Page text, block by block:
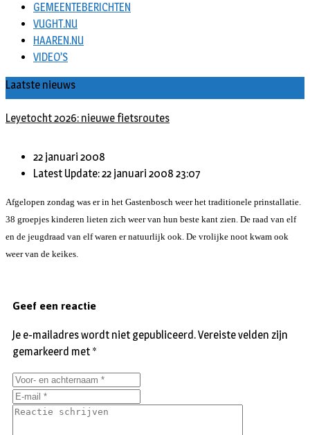
GEMEENTEBERICHTEN
VUGHT.NU
HAAREN.NU
VIDEO’S
Laatste nieuws
Leyetocht 2026: nieuwe fietsroutes
22 januari 2008
Latest Update: 22 januari 2008 23:07
Afgelopen zondag was er in het Gastenbosch weer het traditionele prinstallatie.
38 groepjes kinderen lieten zich weer van hun beste kant zien. De raad van elf
en de jeugdraad van elf waren er natuurlijk ook. De vrolijke noot kwam ook
weer van de keikes.
Geef een reactie
Je e-mailadres wordt niet gepubliceerd.Vereiste velden zijn
gemarkeerd met *